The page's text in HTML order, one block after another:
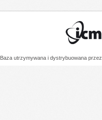
Baza utrzymywana i dystrybuowana przez